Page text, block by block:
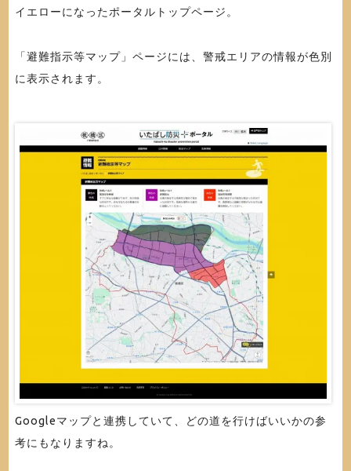
イエローになったポータルトップページ。
「避難指示等マップ」ページには、警戒エリアの情報が色別
に表示されます。
Googleマップと連携していて、どの道を行けばいいかの参
考にもなりますね。